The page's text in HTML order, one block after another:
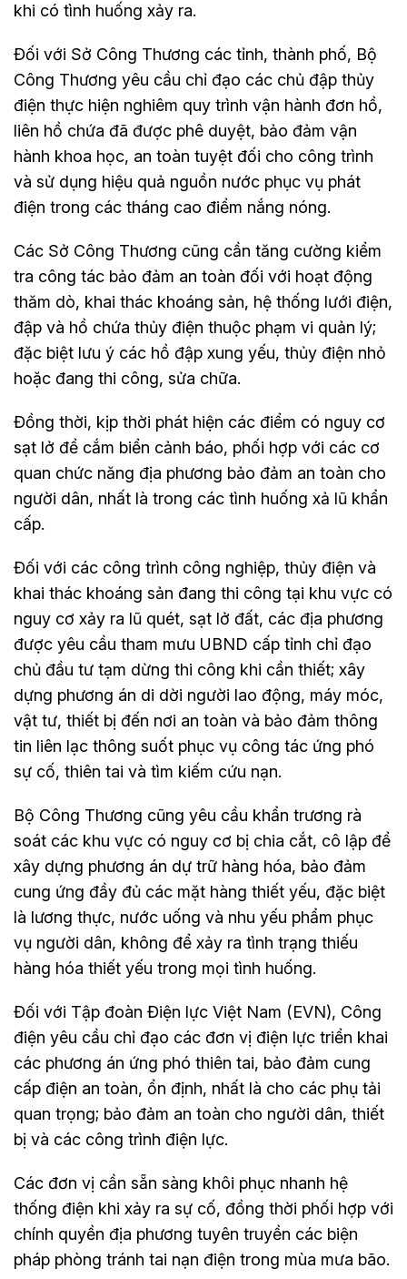
khi có tình huống xảy ra.
Đối với Sở Công Thương các tỉnh, thành phố, Bộ
Công Thương yêu cầu chỉ đạo các chủ đập thủy
điện thực hiện nghiêm quy trình vận hành đơn hồ,
liên hồ chứa đã được phê duyệt, bảo đảm vận
hành khoa học, an toàn tuyệt đối cho công trình
và sử dụng hiệu quả nguồn nước phục vụ phát
điện trong các tháng cao điểm nắng nóng.
Các Sở Công Thương cũng cần tăng cường kiểm
tra công tác bảo đảm an toàn đối với hoạt động
thăm dò, khai thác khoáng sản, hệ thống lưới điện,
đập và hồ chứa thủy điện thuộc phạm vi quản lý;
đặc biệt lưu ý các hồ đập xung yếu, thủy điện nhỏ
hoặc đang thi công, sửa chữa.
Đồng thời, kịp thời phát hiện các điểm có nguy cơ
sạt lở để cắm biển cảnh báo, phối hợp với các cơ
quan chức năng địa phương bảo đảm an toàn cho
người dân, nhất là trong các tình huống xả lũ khẩn
cấp.
Đối với các công trình công nghiệp, thủy điện và
khai thác khoáng sản đang thi công tại khu vực có
nguy cơ xảy ra lũ quét, sạt lở đất, các địa phương
được yêu cầu tham mưu UBND cấp tỉnh chỉ đạo
chủ đầu tư tạm dừng thi công khi cần thiết; xây
dựng phương án di dời người lao động, máy móc,
vật tư, thiết bị đến nơi an toàn và bảo đảm thông
tin liên lạc thông suốt phục vụ công tác ứng phó
sự cố, thiên tai và tìm kiếm cứu nạn.
Bộ Công Thương cũng yêu cầu khẩn trương rà
soát các khu vực có nguy cơ bị chia cắt, cô lập để
xây dựng phương án dự trữ hàng hóa, bảo đảm
cung ứng đầy đủ các mặt hàng thiết yếu, đặc biệt
là lương thực, nước uống và nhu yếu phẩm phục
vụ người dân, không để xảy ra tình trạng thiếu
hàng hóa thiết yếu trong mọi tình huống.
Đối với Tập đoàn Điện lực Việt Nam (EVN), Công
điện yêu cầu chỉ đạo các đơn vị điện lực triển khai
các phương án ứng phó thiên tai, bảo đảm cung
cấp điện an toàn, ổn định, nhất là cho các phụ tải
quan trọng; bảo đảm an toàn cho người dân, thiết
bị và các công trình điện lực.
Các đơn vị cần sẵn sàng khôi phục nhanh hệ
thống điện khi xảy ra sự cố, đồng thời phối hợp với
chính quyền địa phương tuyên truyền các biện
pháp phòng tránh tai nạn điện trong mùa mưa bão.